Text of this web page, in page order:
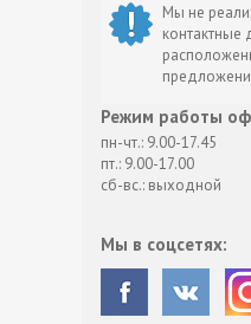
Мы не
Режим работы
пн-чт.: 9.00-17.45
пт.: 9.00-17.00
сб-вс.: выходной
Мы в соцсетях: